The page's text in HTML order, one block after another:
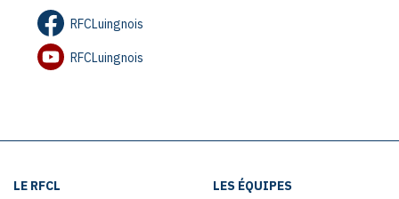
RFCLuingnois
RFCLuingnois
LE RFCL LES ÉQUIPES